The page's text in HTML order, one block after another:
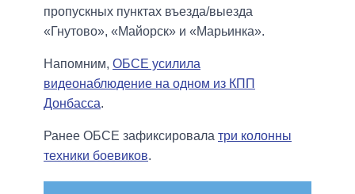
пропускных пунктах въезда/выезда
«Гнутово», «Майорск» и «Марьинка».
Напомним, ОБСЕ усилила
видеонаблюдение на одном из КПП
Донбасса.
Ранее ОБСЕ зафиксировала три колонны
техники боевиков.